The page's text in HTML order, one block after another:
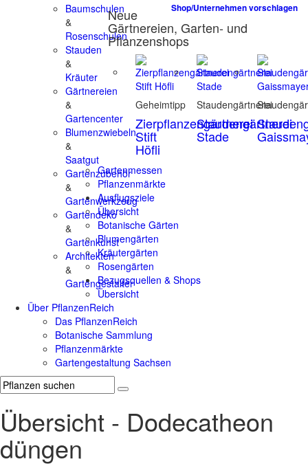
Baumschulen
&
Rosenschulen
Stauden
&
Kräuter
Gärtnereien
&
Gartencenter
Blumenzwiebeln
&
Saatgut
Gartenzubehör
&
Gartenwerkzeug
Gartendeko
&
Gartenkunst
Architekten
&
Gartengestalter
Shop/Unternehmen vorschlagen
Neue
Gärtnereien, Garten- und
Pflanzenshops
Geheimtipp
Zierpflanzengärtnerei
Stift
Höfli
Staudengärtnerei
Staudengärtnerei
Stade
Gartenmessen
Pflanzenmärkte
Ausflugsziele
Übersicht
Botanische Gärten
Blumengärten
Kräutergärten
Rosengärten
Bezugsquellen & Shops
Übersicht
Über PflanzenReich
Das PflanzenReich
Botanische Sammlung
Pflanzenmärkte
Gartengestaltung Sachsen
Übersicht - Dodecatheon
düngen